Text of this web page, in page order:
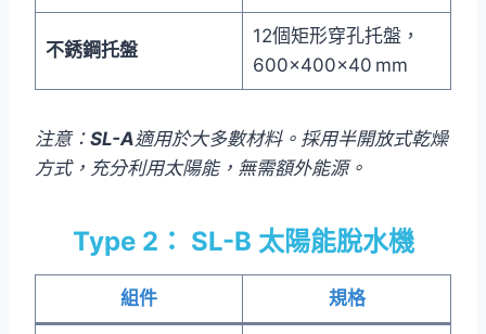
不銹鋼托盤
12個矩形穿孔托盤，
600×400×40 mm
注意： SL-A適用於大多數材料。採用半開放式乾燥
方式，充分利用太陽能，無需額外能源。
Type 2： SL-B 太陽能脫水機
組件 規格